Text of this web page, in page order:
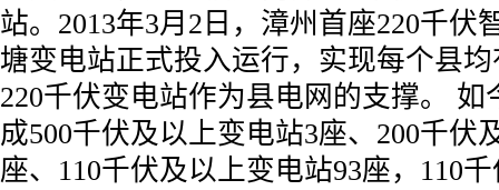
站。2013年3月2日，漳州首座220千
塘变电站正式投入运行，实现每个县
220千伏变电站作为县电网的支撑。 如
成500千伏及以上变电站3座、200千伏
座、110千伏及以上变电站93座，110